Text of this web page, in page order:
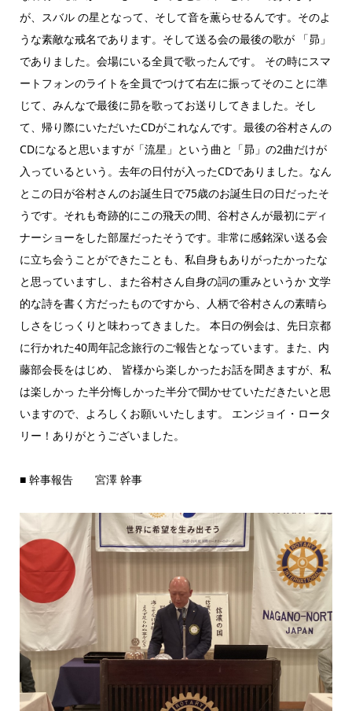
が、スバル の星となって、そして音を薫らせるんです。そのよ
うな素敵な戒名であります。そして送る会の最後の歌が 「昴」
でありました。会場にいる全員で歌ったんです。 その時にスマ
ートフォンのライトを全員でつけて右左に振ってそのことに準
じて、みんなで最後に昴を歌ってお送りしてきました。そし
て、帰り際にいただいたCDがこれなんです。最後の谷村さんの
CDになると思いますが「流星」という曲と「昴」の2曲だけが
入っているという。去年の日付が入ったCDでありました。なん
とこの日が谷村さんのお誕生日で75歳のお誕生日の日だったそ
うです。それも奇跡的にこの飛天の間、谷村さんが最初にディ
ナーショーをした部屋だったそうです。非常に感銘深い送る会
に立ち会うことができたことも、私自身もありがったかったな
と思っていますし、また谷村さん自身の詞の重みというか 文学
的な詩を書く方だったものですから、人柄で谷村さんの素晴ら
しさをじっくりと味わってきました。 本日の例会は、先日京都
に行かれた40周年記念旅行のご報告となっています。また、内
藤部会長をはじめ、 皆様から楽しかったお話を聞きますが、私
は楽しかっ た半分悔しかった半分で聞かせていただきたいと思
いますので、よろしくお願いいたします。 エンジョイ・ロータ
リー！ありがとうございました。
■ 幹事報告 宮澤 幹事